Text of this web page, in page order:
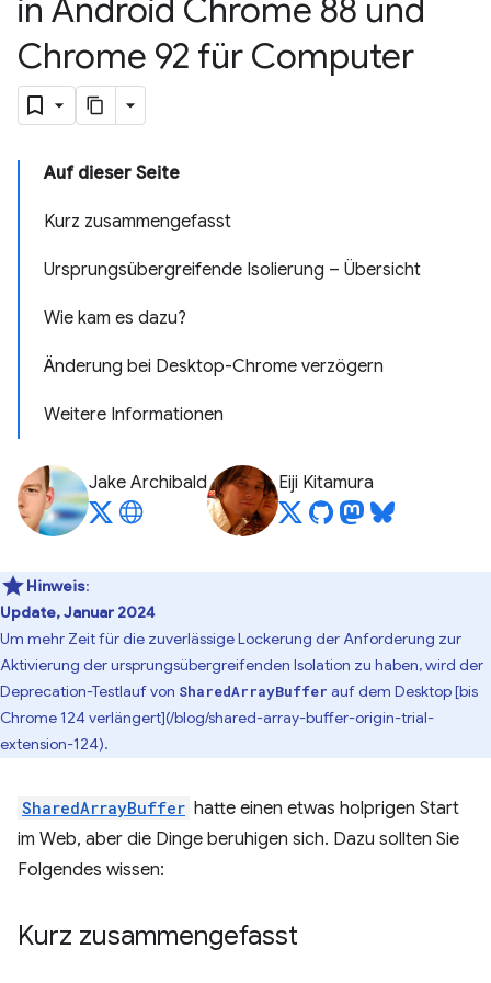
in Android Chrome 88 und
Chrome 92 für Computer
Auf dieser Seite
Kurz zusammengefasst
Ursprungsübergreifende Isolierung – Übersicht
Wie kam es dazu?
Änderung bei Desktop-Chrome verzögern
Weitere Informationen
Jake Archibald Eiji Kitamura
Hinweis:
Update, Januar 2024
Um mehr Zeit für die zuverlässige Lockerung der Anforderung zur
Aktivierung der ursprungsübergreifenden Isolation zu haben, wird der
Deprecation-Testlauf von SharedArrayBuffer auf dem Desktop [bis
Chrome 124 verlängert](/blog/shared-array-buffer-origin-trial-
extension-124).
SharedArrayBuffer hatte einen etwas holprigen Start
im Web, aber die Dinge beruhigen sich. Dazu sollten Sie
Folgendes wissen:
Kurz zusammengefasst